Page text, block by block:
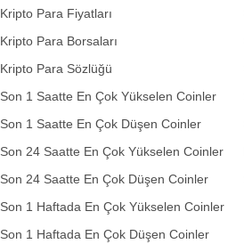
Kripto Para Fiyatları
Kripto Para Borsaları
Kripto Para Sözlüğü
Son 1 Saatte En Çok Yükselen Coinler
Son 1 Saatte En Çok Düşen Coinler
Son 24 Saatte En Çok Yükselen Coinler
Son 24 Saatte En Çok Düşen Coinler
Son 1 Haftada En Çok Yükselen Coinler
Son 1 Haftada En Çok Düşen Coinler